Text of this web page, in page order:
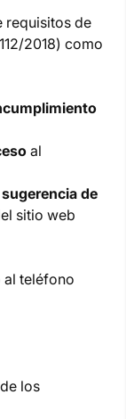
requisitos de
2018) como
al
de
sitio web
al teléfono
los